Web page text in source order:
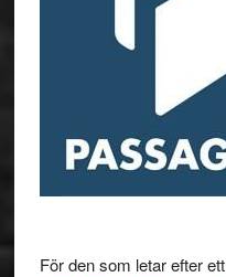
För den som letar efter ett